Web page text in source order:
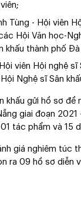
Tùng - Hội viên
Hội Văn học-
khấu thành phố
viên Hội nghệ
Nghệ sĩ Sân
khấu gửi hồ sơ
giai đoạn
tác phẩm và 15
giá nghiêm túc
ra 09 hồ sơ diễn